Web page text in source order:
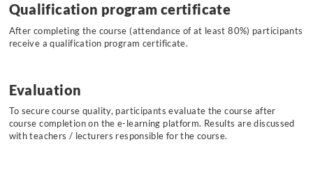
Qualification program certificate
After completing the course (attendance of at least 80%) participants
receive a qualification program certificate.
Evaluation
To secure course quality, participants evaluate the course after
course completion on the e-learning platform. Results are discussed
with teachers / lecturers responsible for the course.